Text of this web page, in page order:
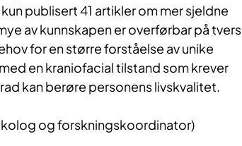
publisert 41 artikler om mer sjeldne
av kunnskapen er overførbar på tvers
for en større forståelse av unike
en kraniofacial tilstand som krever
kan berøre personens livskvalitet.
og forskningskoordinator)